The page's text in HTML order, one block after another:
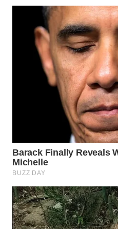
WN
PURWAKARTA
WN
PRIANGAN
TIMUR
SOLO
WN
WN
MADURA